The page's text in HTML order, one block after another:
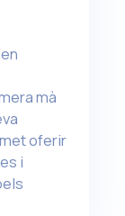
mà
oferir
i